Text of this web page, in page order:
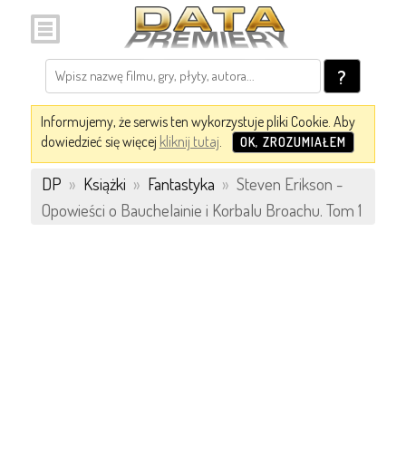
?
Informujemy, że serwis ten wykorzystuje pliki Cookie. Aby
dowiedzieć się więcej kliknij tutaj. OK, ZROZUMIAŁEM
DP » Książki » Fantastyka » Steven Erikson -
Opowieści o Bauchelainie i Korbalu Broachu. Tom 1